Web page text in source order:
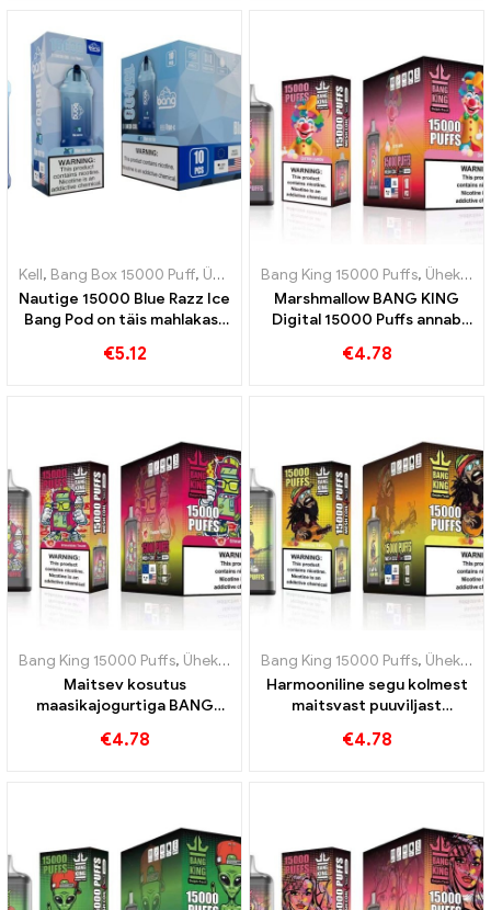
Kell, Bang Box 15000 Puff, Ühekordsed e-sigaretid Rootsi ,
Nautige 15000 Blue Razz Ice
Bang Pod on täis mahlakast
€5.12
Bang King 15000 Puffs, Ühekordsed e-sigaretid Rootsi
Marshmallow BANG KING
Digital 15000 Puffs annab
vahukommide hammustus
€4.78
Bang King 15000 Puffs, Ühekordsed e-sigaretid Rootsi ,
Maitsev kosutus
maasikajogurtiga BANG
€4.78
Bang King 15000 Puffs, Ühekordsed e-sigaretid Rootsi
Harmooniline segu kolmest
maitsvast puuviljast
Digitali kogemuseks 15000
€4.78